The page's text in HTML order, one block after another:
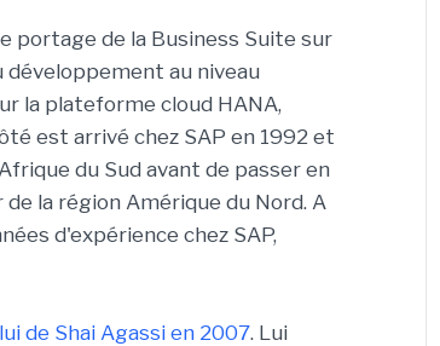
portage de la Business Suite sur
développement au niveau
la plateforme cloud HANA,
est arrivé chez SAP en 1992 et
du Sud avant de passer en
la région Amérique du Nord. A
d'expérience chez SAP,
de Shai Agassi en 2007. Lui